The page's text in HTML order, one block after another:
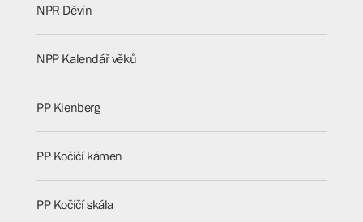
NPR Děvín
NPP Kalendář věků
PP Kienberg
PP Kočičí kámen
PP Kočičí skála